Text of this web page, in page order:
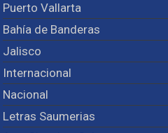
Puerto Vallarta
Bahía de Banderas
Jalisco
Internacional
Nacional
Letras Saumerias